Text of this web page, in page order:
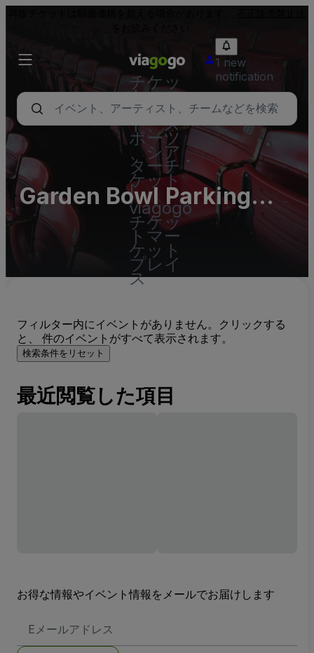
チケッ
ト - コ
ンサー
ト、ス
ポーツ
、シア
ターチ
ケット
|
viagogo
チケッ
トマー
ケット
プレイ
ス
1 new
notification
Garden Bowl Parking
Lots (InActive)
フィルター内にイベントがありません。クリックする
と、 件のイベントがすべて表示されます。
検索条件をリセット
最近閲覧した項目
お得な情報やイベント情報をメールでお届けします
メ